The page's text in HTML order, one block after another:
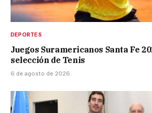
DEPORTES
Juegos Suramericanos Santa Fe
selección de Tenis
6 de agosto de 2026